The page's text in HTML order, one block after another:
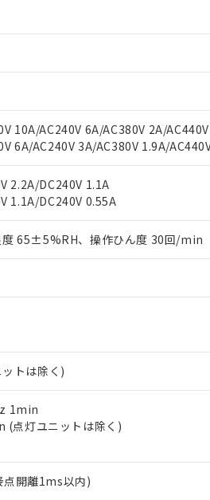
10A/AC240V 6A/AC380V 2A/
6A/AC240V 3A/AC380V 1.9A/
2.2A/DC240V 1.1A
1.1A/DC240V 0.55A
65±5%RH、操作ひん度 30回/min
トは除く)
1min
(点灯ユニットは除く)
開離1ms以内)
のうえご利用ください。
事業取扱商品の当社在庫状況および標
には、本サービスの対象外となる商
果は、記載している更新日時点での
実際の在庫および標準価格とは異な
はお客様のお取引先、またはお客様
。
社販売拠点は「販売ネットワーク
」
を当社の事前の承諾なく第三者に漏洩
社にご登録された部品リストについ
するお客様との取引・商談に必要な
人情報の共同利用に関して"
の「1.
質）の非含有に非対応の商品で、対
質）の非含有の対応状況を調査中ま
で、有害物質有無と関係のない商品で
としていたものが、含有品と判明し
下、 カドミウム(Cd) 100ppm以下、
フェニル類(PBB) 1000ppm以下、ポリ臭化ジ
名：DOP) 1000ppm以下、フタル酸ブチルベンジ
ブチル (DIBP) 1000ppm以下
に対する適用除外項目は除く。
を超える意図的な使用がないことを確認していま
、予定月が前後することがあります。
することができます。
明書
）
明するもので、過去に遡って非含有
ル類４物質の対応では、対応完了ま
記載しておりました。
完了していることから、特段のこと
の基準値以下であることを示し
RoHSの基準値を超えていることを示
へお問い合わせください。
カドミウム) : 100ppm、
化ビフェニル類) : 1000ppm、 PBDEs(ポリ臭化
タル酸ジイソブチル) : 1000ppm、 BBP(フタル
てが基準値以下であることを示しま
有害物質が外部に漏えいし、環境に
へお問い合わせください。
、外国為替および外国貿易法に定め
供する場合は、日本国政府の輸出許可
す。
サイル、化学兵器、生物兵器または
。
売する場合は、上記1、2および3の
に係わる関係者が違法に輸出するお
庫あり
については、お客様のお取引先、また
にご確認ください)
況の情報を公開していない機種